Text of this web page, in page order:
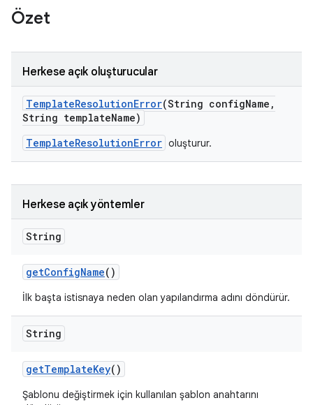
Özet
Herkese açık oluşturucular
TemplateResolutionError(String configName ,
String templateName)
TemplateResolutionError oluşturur.
Herkese açık yöntemler
String
getConfigName()
İlk başta istisnaya neden olan yapılandırma adını döndürür.
String
getTemplateKey()
Şablonu değiştirmek için kullanılan şablon anahtarını